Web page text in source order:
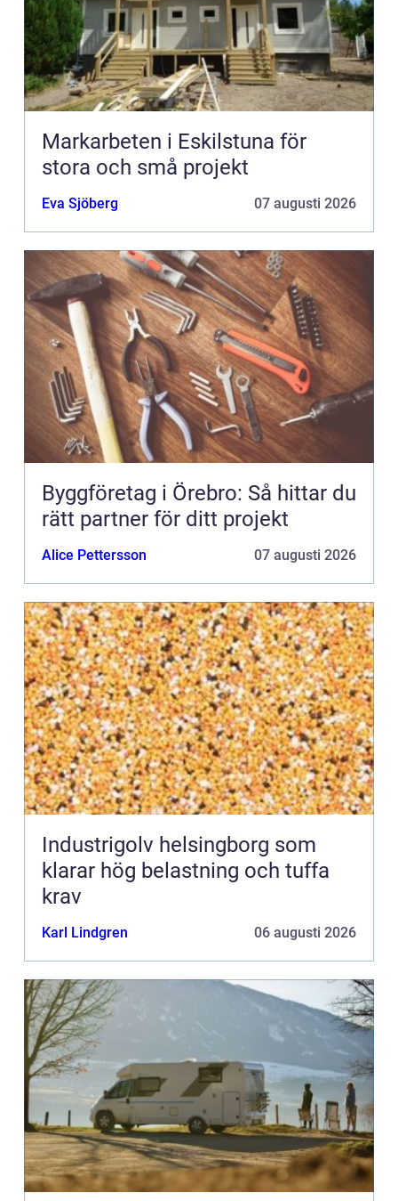
Markarbeten i Eskilstuna för
stora och små projekt
Eva Sjöberg 07 augusti 2026
Byggföretag i Örebro: Så hittar du
rätt partner för ditt projekt
Alice Pettersson 07 augusti 2026
Industrigolv helsingborg som
klarar hög belastning och tuffa
krav
Karl Lindgren 06 augusti 2026